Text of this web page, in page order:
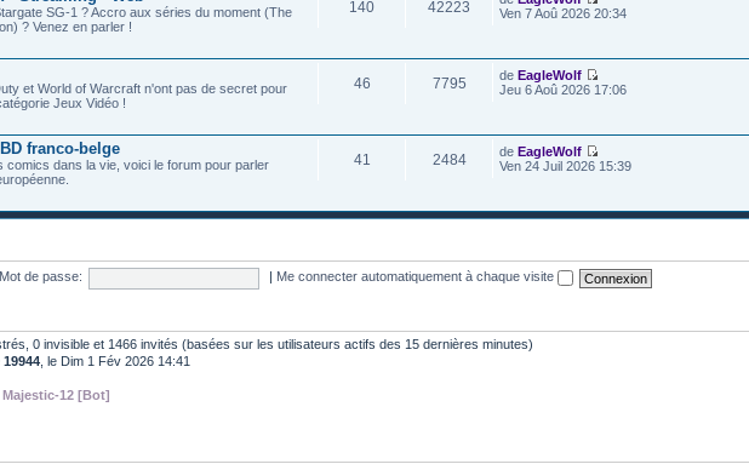
SG-1 ? Accro aux séries du moment (The
? Venez en parler !
140 42223
Ven 7 Aoû 2026 20:34
et World of Warcraft n'ont pas de secret pour
Jeux Vidéo !
46 7795 deEagleWolf
Jeu 6 Aoû 2026 17:06
franco-belge
comics dans la vie, voici le forum pour parler
41 2484 deEagleWolf
Ven 24 Juil 2026 15:39
Mot de passe: Me connecter automatiquement à chaque visite
0 invisible et 1466 invités (basées sur les utilisateurs actifs des 15 dernières minutes)
19944 , le Dim 1 Fév 2026 14:41
Majestic-12 [Bot]